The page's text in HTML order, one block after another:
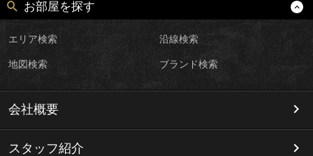
お部屋を探す
エリア検索 沿線検索
地図検索 ブランド検索
会社概要
スタッフ紹介